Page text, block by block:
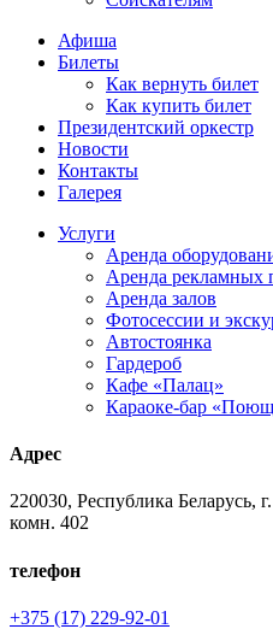
Афиша
Билеты
Как вернуть билет
Как купить билет
Президентский оркестр
Новости
Контакты
Галерея
Услуги
Аренда
Аренда рекламных
Аренда залов
Фотосессии и
Автостоянка
Гардероб
Кафе «Палац»
Караоке-бар
Адрес
220030, Республика Беларусь,
комн. 402
телефон
+375 (17) 229-92-01